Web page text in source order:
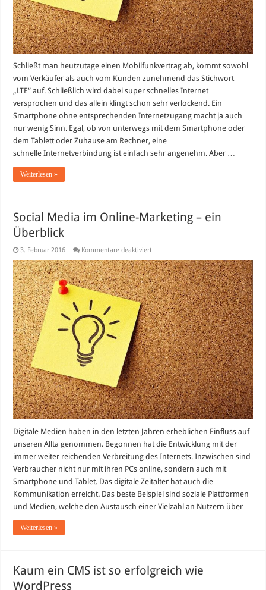
Schließt man heutzutage einen Mobilfunkvertrag ab, kommt sowohl
vom Verkäufer als auch vom Kunden zunehmend das Stichwort
„LTE“ auf. Schließlich wird dabei super schnelles Internet
versprochen und das allein klingt schon sehr verlockend. Ein
Smartphone ohne entsprechenden Internetzugang macht ja auch
nur wenig Sinn. Egal, ob von unterwegs mit dem Smartphone oder
dem Tablett oder Zuhause am Rechner, eine
schnelle Internetverbindung ist einfach sehr angenehm. Aber …
Weiterlesen »
Social Media im Online-Marketing – ein
Überblick
3. Februar 2016 Kommentare deaktiviertfür
Media
im
Online-
Marketing
–
ein
Überblick
Digitale Medien haben in den letzten Jahren erheblichen Einfluss auf
unseren Allta genommen. Begonnen hat die Entwicklung mit der
immer weiter reichenden Verbreitung des Internets. Inzwischen sind
Verbraucher nicht nur mit ihren PCs online, sondern auch mit
Smartphone und Tablet. Das digitale Zeitalter hat auch die
Kommunikation erreicht. Das beste Beispiel sind soziale Plattformen
und Medien, welche den Austausch einer Vielzahl an Nutzern über …
Weiterlesen »
Kaum ein CMS ist so erfolgreich wie
WordPress